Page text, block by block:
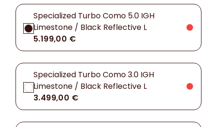
Specialized Turbo Como 5.0 IGH
Limestone / Black Reflective L
5.199,00 €
Specialized Turbo Como 3.0 IGH
Limestone / Black Reflective L
3.499,00 €